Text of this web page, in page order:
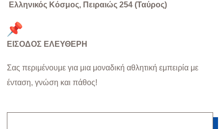
Ελληνικός Κόσμος, Πειραιώς 254 (Ταύρος)
ΕΙΣΟΔΟΣ ΕΛΕΥΘΕΡΗ
Σας περιμένουμε για μια μοναδική αθλητική εμπειρία με
ένταση, γνώση και πάθος!